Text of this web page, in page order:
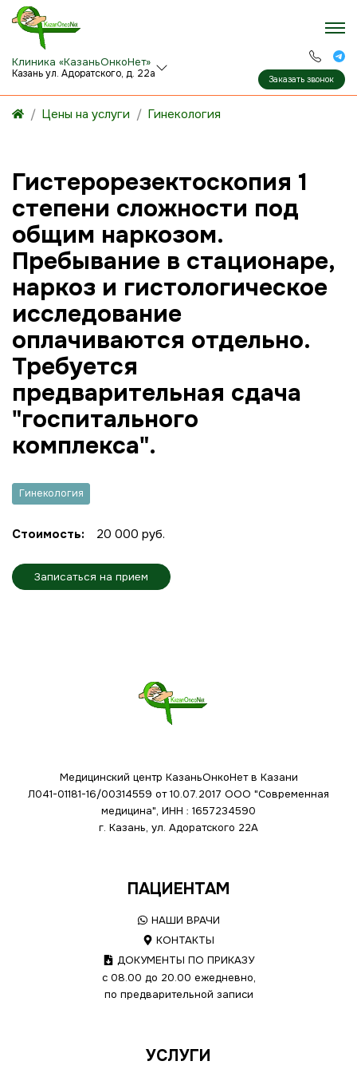
Клиника «КазаньОнкоНет»
Казань ул. Адоратского, д. 22а Заказать звонок
Цены на услуги Гинекология
Гистерорезектоскопия 1
степени сложности под
общим наркозом.
Пребывание в стационаре,
наркоз и гистологическое
исследование
оплачиваются отдельно.
Требуется
предварительная сдача
"госпитального
комплекса".
Гинекология
Стоимость: 20 000 руб.
Записаться на прием
Медицинский центр КазаньОнкоНет в Казани
Л041-01181-16/00314559 от 10.07.2017 ООО "Современная
медицина", ИНН : 1657234590
г. Казань, ул. Адоратского 22А
ПАЦИЕНТАМ
НАШИ ВРАЧИ
КОНТАКТЫ
ДОКУМЕНТЫ ПО ПРИКАЗУ
с 08.00 до 20.00 ежедневно,
по предварительной записи
УСЛУГИ